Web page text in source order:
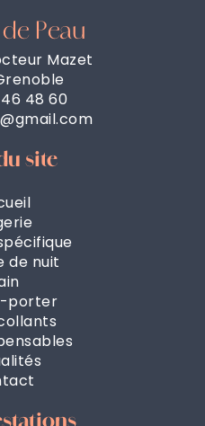
Peau
Mazet
48 60
site
de nuit
porter